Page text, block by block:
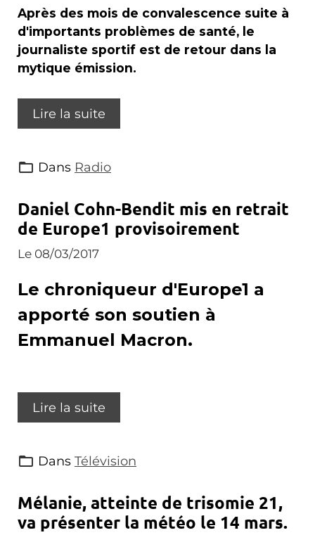
Après des mois de convalescence suite à
d'importants problèmes de santé, le
journaliste sportif est de retour dans la
mytique émission.
Lire la suite
Dans Radio
Daniel Cohn-Bendit mis en retrait
de Europe1 provisoirement
Le 08/03/2017
Le chroniqueur d'Europe1 a
apporté son soutien à
Emmanuel Macron.
Lire la suite
Dans Télévision
Mélanie, atteinte de trisomie 21,
va présenter la météo le 14 mars.